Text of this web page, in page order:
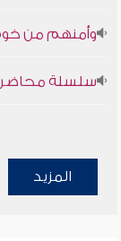
وأمنهم من
سلسلة محاضرات
المزيد